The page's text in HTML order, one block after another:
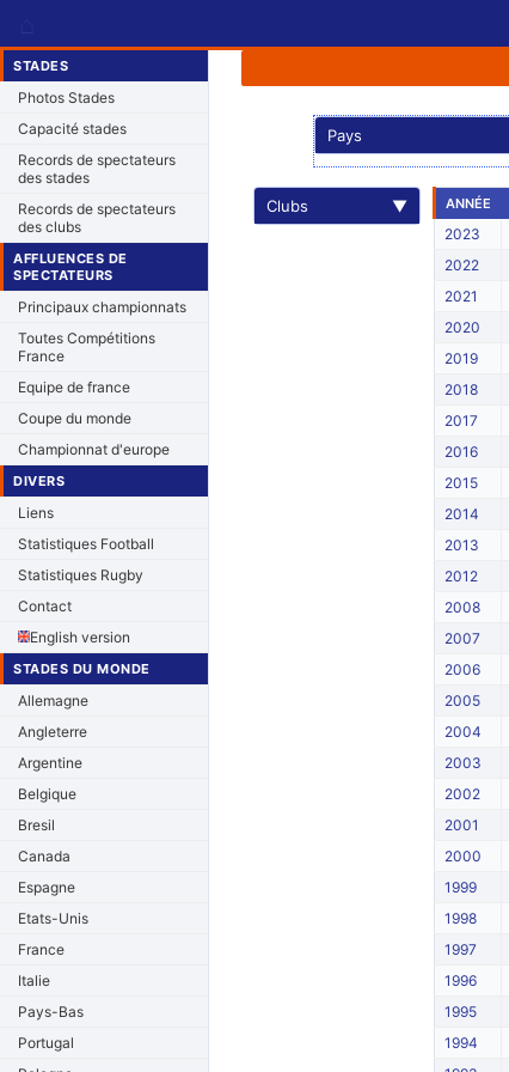
STADES
Photos Stades
Capacité stades
Records de spectateurs
des stades
Records de spectateurs
des clubs
AFFLUENCES DE
SPECTATEURS
Principaux championnats
Toutes Compétitions
France
Equipe de france
Coupe du monde
Championnat d'europe
DIVERS
Liens
Statistiques Football
Statistiques Rugby
Contact
English version
STADES DU MONDE
Allemagne
Angleterre
Argentine
Belgique
Bresil
Canada
Espagne
Etats-Unis
France
Italie
Pays-Bas
Portugal
Pays
Clubs ▼ ANNÉE
2023
2022
2021
2020
2019
2018
2017
2016
2015
2014
2013
2012
2008
2007
2006
2005
2004
2003
2002
2001
2000
1999
1998
1997
1996
1995
1994